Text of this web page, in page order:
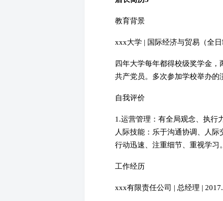
教育背景
xxx大学 | 国际经济与贸易（全
四年大学每年都得校级奖学金
共产党员。多次参加学校举办的
自我评价
1.运营管理：有全局观念、执行
人际技能：乐于沟通协调、人
行动迅速、注重细节、重视学习
工作经历
xxx有限责任公司 | 总经理 |